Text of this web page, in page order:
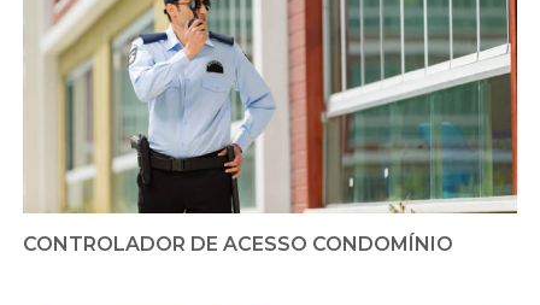
CONTROLADOR DE ACESSO CONDOMÍNIO